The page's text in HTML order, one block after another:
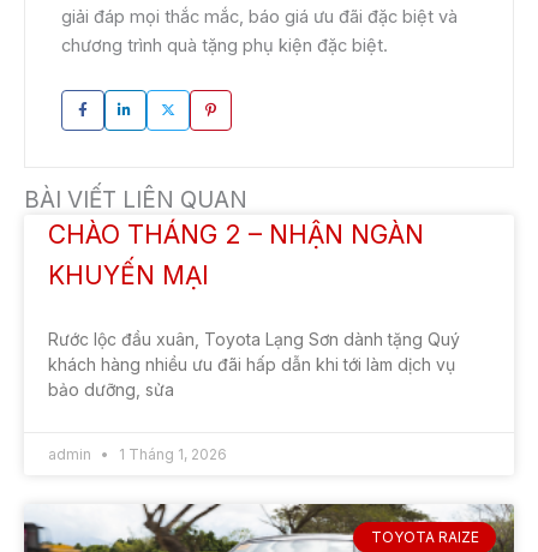
giải đáp mọi thắc mắc, báo giá ưu đãi đặc biệt và
chương trình quà tặng phụ kiện đặc biệt.
BÀI VIẾT LIÊN QUAN
CHÀO THÁNG 2 – NHẬN NGÀN
KHUYẾN MẠI
Rước lộc đầu xuân, Toyota Lạng Sơn dành tặng Quý
khách hàng nhiều ưu đãi hấp dẫn khi tới làm dịch vụ
bảo dưỡng, sửa
admin 1 Tháng 1, 2026
TOYOTA RAIZE